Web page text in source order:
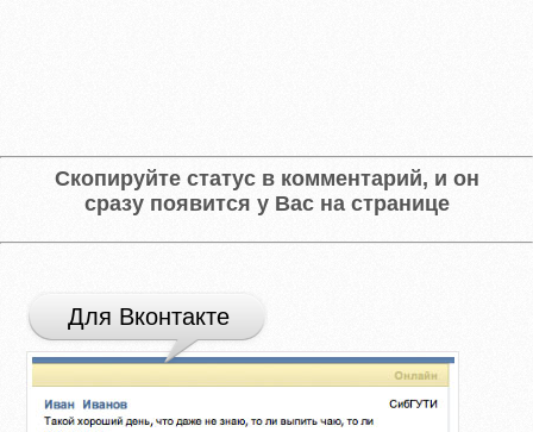
Скопируйте статус в комментарий, и он
сразу появится у Вас на странице
Для Вконтакте